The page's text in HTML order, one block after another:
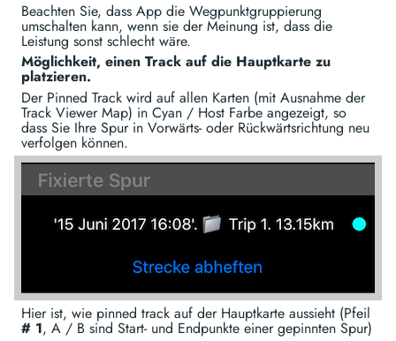
Beachten Sie, dass App die Wegpunktgruppierung
umschalten kann, wenn sie der Meinung ist, dass die
Leistung sonst schlecht wäre.
Möglichkeit, einen Track auf die Hauptkarte zu
platzieren.
Der Pinned Track wird auf allen Karten (mit Ausnahme der
Track Viewer Map) in Cyan / Host Farbe angezeigt, so
dass Sie Ihre Spur in Vorwärts- oder Rückwärtsrichtung neu
verfolgen können.
Hier ist, wie pinned track auf der Hauptkarte aussieht (Pfeil
# 1, A / B sind Start- und Endpunkte einer gepinnten Spur)